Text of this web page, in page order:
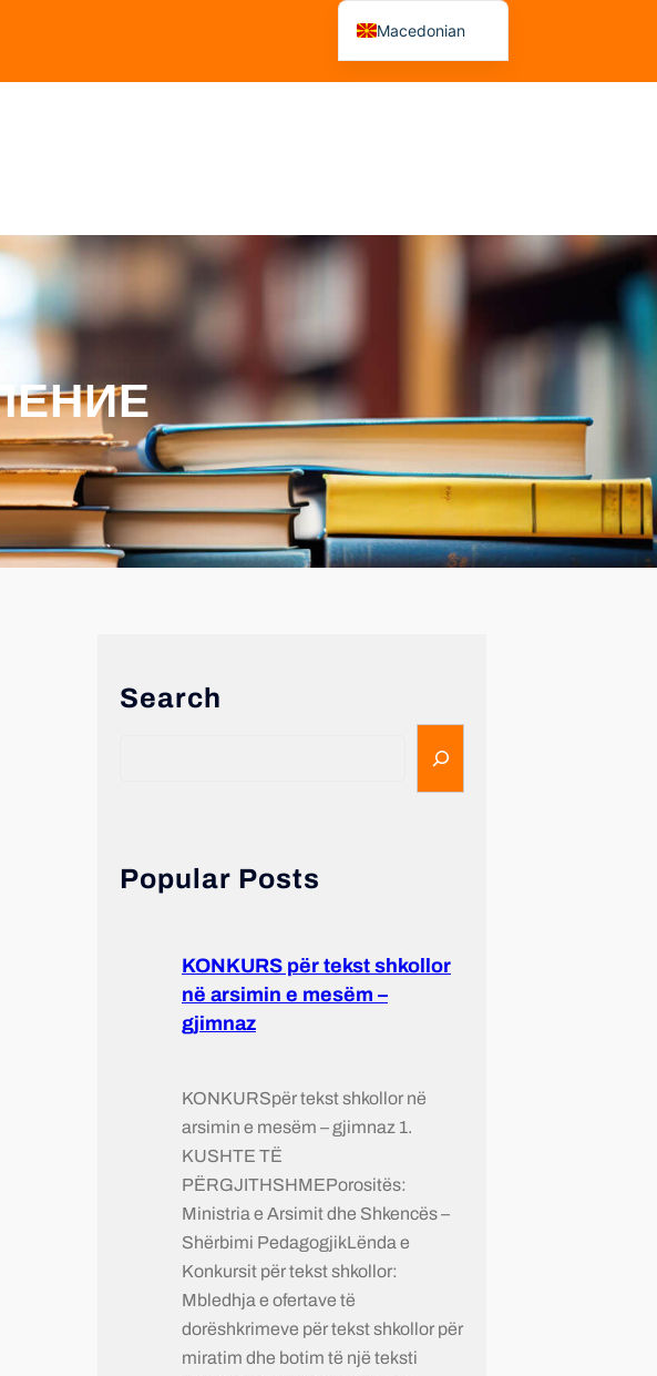
Search
Popular Posts
KONKURS për tekst shkollor
në arsimin e mesëm –
gjimnaz
KONKURSpër tekst shkollor në
arsimin e mesëm – gjimnaz 1.
KUSHTE TË
PËRGJITHSHMEPorositës:
Ministria e Arsimit dhe Shkencës –
Shërbimi PedagogjikLënda e
Konkursit për tekst shkollor:
Mbledhja e ofertave të
dorëshkrimeve për tekst shkollor për
miratim dhe botim të një teksti
Macedonian
Albanian